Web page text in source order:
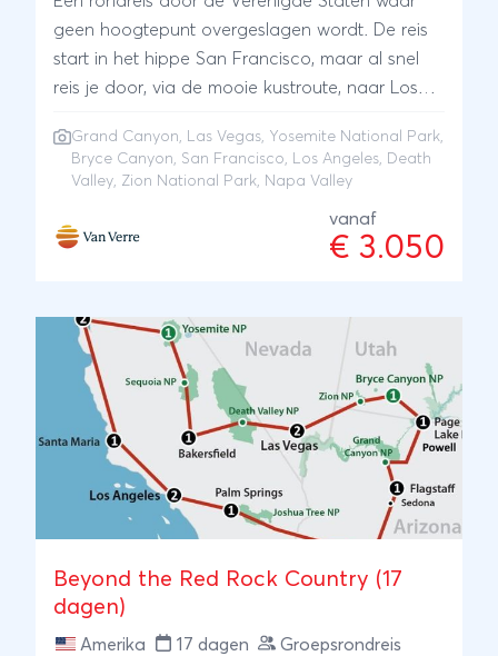
geen hoogtepunt overgeslagen wordt. De reis
start in het hippe San Francisco, maar al snel
reis je door, via de mooie kustroute, naar Los
zonsopgang bij Grand Canyon en Bryce
Canyon, bewandel één van de bijzondere
droge Death Valley en verblijf in een themahotel
in Las Vegas. Sluit de reis af met een
Grand Canyon, Las Vegas, Yosemite National Park,
Bryce Canyon, San Francisco, Los Angeles, Death
Valley, Zion National Park, Napa Valley
vanaf
€ 3.050
Beyond the Red Rock Country (17
dagen)
Amerika 17 dagen
Groepsrondreis